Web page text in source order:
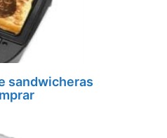
sandwicheras